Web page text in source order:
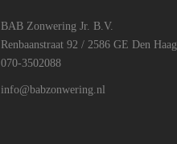
BAB Zonwering Jr. B.V.
Renbaanstraat 92 / 2586 GE Den Haag
070-3502088
info@babzonwering.nl